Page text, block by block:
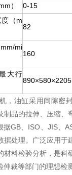
） 0-15
（m
82
mi
160
大行
890×580×2205
，油缸采用间隙密
制品的拉伸、压缩、
据GB、ISO、JIS、
处理。广泛应用于
材料检验分析，是科
裁等部门的理想检